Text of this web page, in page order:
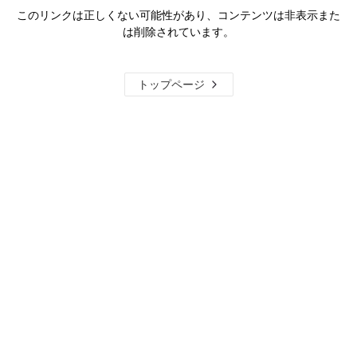
このリンクは正しくない可能性があり、コンテンツは非表示また
は削除されています。
トップページ